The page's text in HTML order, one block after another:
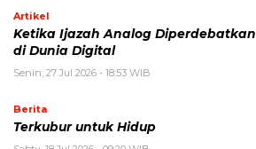
Artikel
Ketika Ijazah Analog Diperdebatkan
di Dunia Digital
Senin, 27 Jul 2026 - 18:53 WIB
Berita
Terkubur untuk Hidup